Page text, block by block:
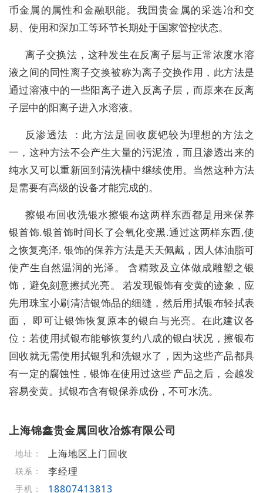
币金属的属性和金融职能。我国贵金属的采选冶和交
易、使用和深加工等环节长期处于国家管控状态。
离子交换法，这种发生在反离子层与正常浓度水溶
液之间的同性离子交换被称为离子交换作用，此方法是
通过溶液中的一些阳离子进入反离子层，而原来在反离
子层中的阳离子进入水溶液。
反渗透法 ：此方法是回收废钯较为理想的方法之
一，这种方法不会产生大量的污泥渣，而且渗透出来的
纯水又可以重新回到清洗槽中继续使用。当然这种方法
是需要有高级的设备才能完成的。
擦银布回收洗银水擦银布这两样东西都是用来保养
银首饰.银首饰时间长了会氧化变黑.通过这两样东西,使
之恢复亮泽. 银饰的保养方法是天天佩戴，因人体油脂可
使产生自然温润的光泽。 含精致及立体做成雕塑之银
饰，避免刻意擦拭光亮。 若发现银饰有变黄的迹象，应
先用珠宝小刷清洁银饰品的细缝，然后用拭银布轻拭表
面， 即可让银饰恢复原本的银白与光亮。在此建议各
位：若使用拭银布能够恢复约八成的银白状况，擦银布
回收就无需使用拭银乳和洗银水了，因为这些产品都具
有一定的腐蚀性，银饰在使用过这些 产品之后，会越发
容易变黄。拭银布含有银保养成份，不可水洗。
上海锦鑫贵金属回收冶炼有限公司
地址： 上海地区上门回收
联系： 李经理
手机： 18807413813